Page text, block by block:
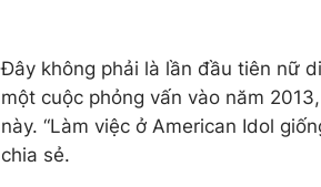
Đây không phải là lần đầu tiên nữ
một cuộc phỏng vấn vào năm
này. “Làm việc ở American Idol
chia sẻ.